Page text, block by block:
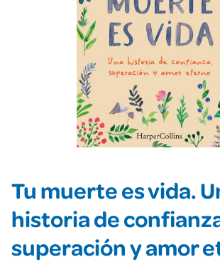
Tu muerte es vida.
historia de
superación y amor